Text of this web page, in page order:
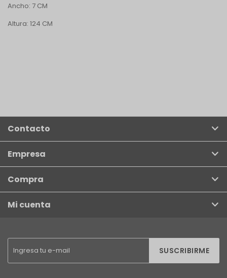
Ancho: 7 CM
Altura: 124 CM
SUSCRIBIRME
Contacto
Empresa
Compra
Mi cuenta